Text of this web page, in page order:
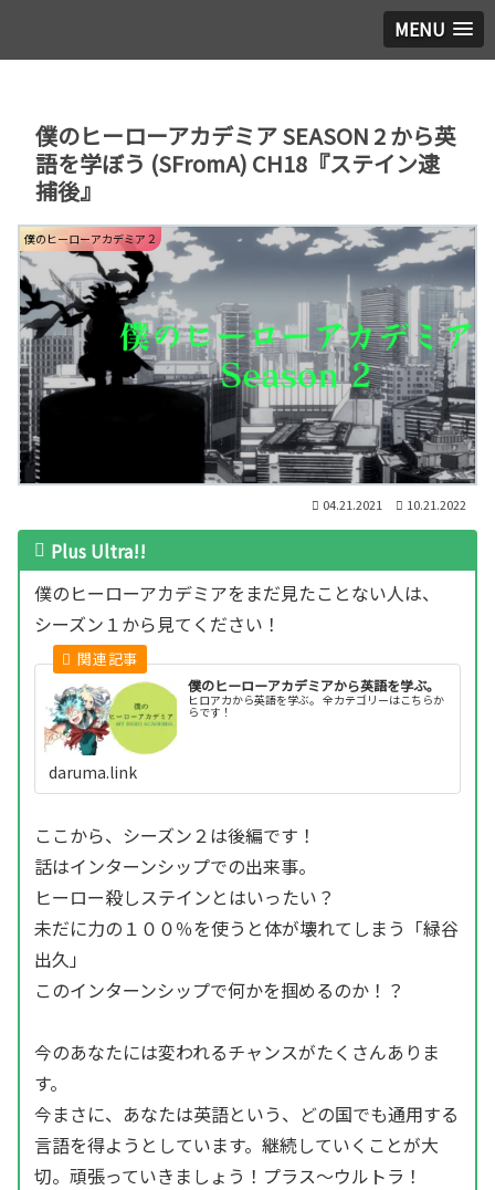
MENU
僕のヒーローアカデミア SEASON 2 から英
語を学ぼう (SFromA) CH18『ステイン逮
捕後』
僕のヒーローアカデミア２
04.21.2021 10.21.2022
Plus Ultra!!
僕のヒーローアカデミアをまだ見たことない人は、
シーズン１から見てください！
僕のヒーローアカデミアから英語を学ぶ。
ヒロアカから英語を学ぶ。 全カテゴリーはこちらか
らです！
daruma.link
ここから、シーズン２は後編です！
話はインターンシップでの出来事。
ヒーロー殺しステインとはいったい？
未だに力の１００％を使うと体が壊れてしまう「緑谷
出久」
このインターンシップで何かを掴めるのか！？
今のあなたには変われるチャンスがたくさんありま
す。
今まさに、あなたは英語という、どの国でも通用する
言語を得ようとしています。継続していくことが大
切。頑張っていきましょう！プラス〜ウルトラ！